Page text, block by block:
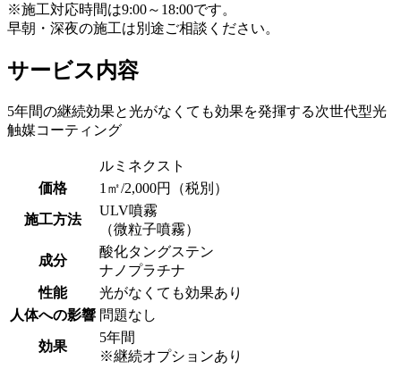
※施工対応時間は9:00～18:00です。
早朝・深夜の施工は別途ご相談ください。
サービス内容
5年間の継続効果と光がなくても効果を発揮する次世代型光
触媒コーティング
ルミネクスト
価格
1㎡/2,000円 （税別）
施工方法
ULV噴霧
（微粒子噴霧）
成分
酸化タングステン
ナノプラチナ
性能
光がなくても効果あり
人体への影響 問題なし
効果
5年間
※継続オプションあり